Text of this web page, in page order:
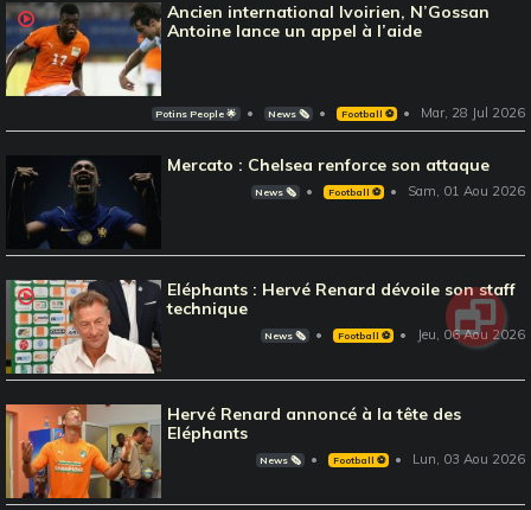
Ancien international Ivoirien, N’Gossan
Antoine lance un appel à l’aide
Potins People 🌟 News 🗞️ Football ⚽️ Mar, 28 Jul 2026
Mercato : Chelsea renforce son attaque
News 🗞️ Football ⚽️ Sam, 01 Aou 2026
Eléphants : Hervé Renard dévoile son staff
technique
News 🗞️ Football ⚽️ Jeu, 06 Aou 2026
Hervé Renard annoncé à la tête des
Eléphants
News 🗞️ Football ⚽️ Lun, 03 Aou 2026